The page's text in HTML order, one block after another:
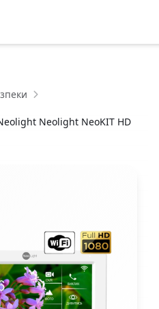
Neolight NeoKIT HD